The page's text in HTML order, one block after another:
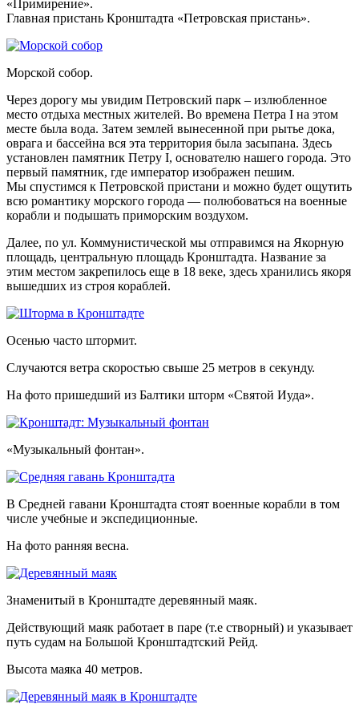
«Примирение».
Главная пристань Кронштадта «Петровская пристань».
Морской собор.
Через дорогу мы увидим Петровский парк – излюбленное
место отдыха местных жителей. Во времена Петра I на этом
месте была вода. Затем землей вынесенной при рытье дока,
оврага и бассейна вся эта территория была засыпана. Здесь
установлен памятник Петру I, основателю нашего города. Это
первый памятник, где император изображен пешим.
Мы спустимся к Петровской пристани и можно будет ощутить
всю романтику морского города — полюбоваться на военные
корабли и подышать приморским воздухом.
Далее, по ул. Коммунистической мы отправимся на Якорную
площадь, центральную площадь Кронштадта. Название за
этим местом закрепилось еще в 18 веке, здесь хранились якоря
вышедших из строя кораблей.
Осенью часто штормит.
Случаются ветра скоростью свыше 25 метров в секунду.
На фото пришедший из Балтики шторм «Святой Иуда».
«Музыкальный фонтан».
В Средней гавани Кронштадта стоят военные корабли в том
числе учебные и экспедиционные.
На фото ранняя весна.
Знаменитый в Кронштадте деревянный маяк.
Действующий маяк работает в паре (т.е створный) и указывает
путь судам на Большой Кронштадтский Рейд.
Высота маяка 40 метров.